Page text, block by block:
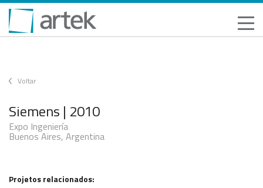
Voltar
Siemens | 2010
Expo Ingeniería
Buenos Aires, Argentina
Projetos relacionados: